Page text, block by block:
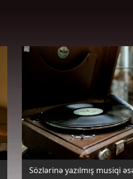
Sözlərinə yazılmış musiqi